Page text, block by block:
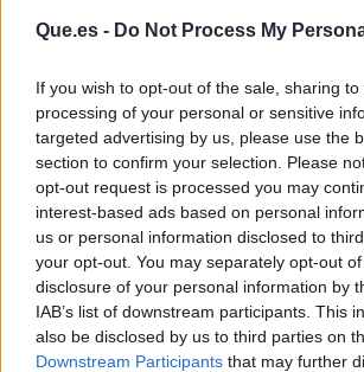
Que.es - Do Not Process My
If you wish to opt-out of the sale, sharing
processing of your personal or sensitive
targeted advertising by us, please use the
section to confirm your selection. Please
opt-out request is processed you may
interest-based ads based on personal
us or personal information disclosed to
your opt-out. You may separately opt-out
disclosure of your personal information by
IAB’s list of downstream participants. This
also be disclosed by us to third parties on
Downstream Participants that may further
Publicidad